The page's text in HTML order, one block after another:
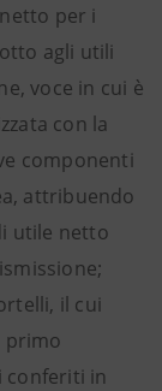
per i
agli utili
voce in cui è
con la
componenti
attribuendo
utile netto
il cui
primo
conferiti in